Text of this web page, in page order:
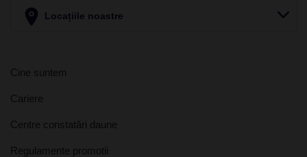
Locațiile noastre
Cine suntem
Cariere
Centre constatări daune
Regulamente promotii